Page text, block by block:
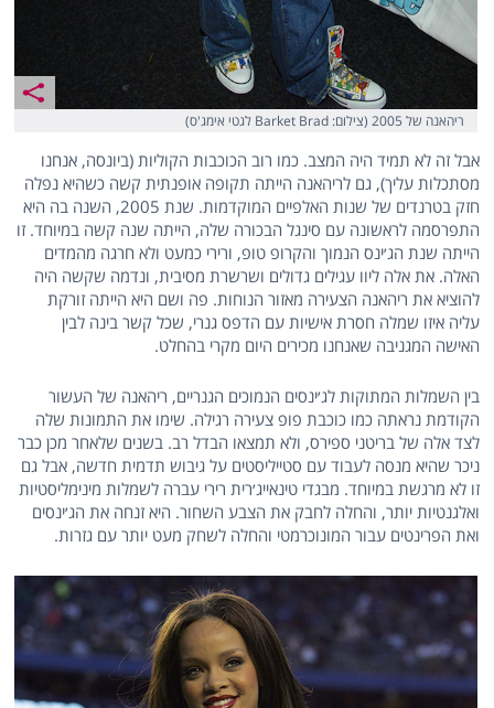
ריהאנה של 2005 (צילום: Barket Brad לגטי אימג'ס)
אבל זה לא תמיד היה המצב. כמו רוב הכוכבות הקוליות (ביונסה, אנחנו
מסתכלות עליך), גם לריהאנה הייתה תקופה אופנתית קשה כשהיא נפלה
חזק בטרנדים של שנות האלפיים המוקדמות. שנת 2005, השנה בה היא
התפרסמה לראשונה עם סינגל הבכורה שלה, הייתה שנה קשה במיוחד. זו
הייתה שנת הג׳ינס הנמוך והקרופ טופ, ורירי כמעט ולא חרגה מהמדים
האלה. את אלה ליוו עגילים גדולים ושרשרת מסיבית, ונדמה שקשה היה
להוציא את ריהאנה הצעירה מאזור הנוחות. פה ושם היא הייתה זורקת
עליה איזו שמלה חסרת אישיות עם הדפס גנרי, שכל קשר בינה לבין
האישה המגניבה שאנחנו מכירים היום מקרי בהחלט.
בין השמלות המתוקות לג׳ינסים הנמוכים הגנריים, ריהאנה של העשור
הקודמת נראתה כמו כוכבת פופ צעירה רגילה. שימו את התמונות שלה
לצד אלה של בריטני ספירס, ולא תמצאו הבדל רב. בשנים שלאחר מכן כבר
ניכר שהיא מנסה לעבוד עם סטייליסטים על גיבוש תדמית חדשה, אבל גם
זו לא מרגשת במיוחד. מבגדי טינאייג׳רית רירי עברה לשמלות מינימליסטיות
ואלגנטיות יותר, והחלה לחבק את הצבע השחור. היא זנחה את הג׳ינסים
ואת הפרינטים עבור המונוכרמטי והחלה לשחק מעט יותר עם גזרות.